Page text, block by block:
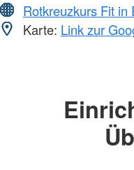
Rotkreuzkurs Fit in
Karte: Link zur